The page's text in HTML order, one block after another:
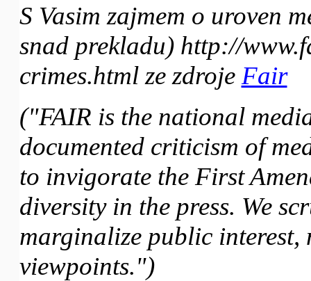
S Vasim zajmem o uroven
snad prekladu) http://
crimes.htmlze zdroje Fair
("FAIR is the national
documented criticism of
to invigorate the First
diversity in the press. We
marginalize public
viewpoints.")